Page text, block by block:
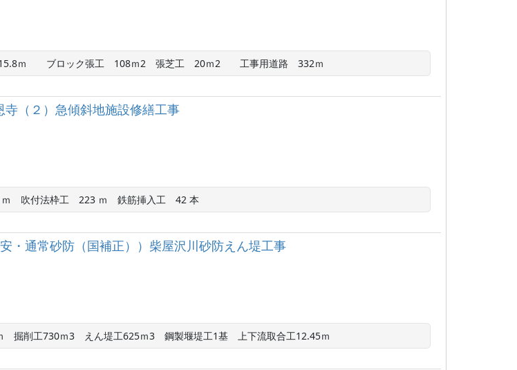
ｍ　　ブロック張工　108ｍ2　張芝工　20ｍ2　　工事用道路　332ｍ
（２）急傾斜地施設修繕工事
　吹付法枠工　223 ｍ　鉄筋挿入工　42 本
・通常砂防（国補正））柴屋沢川砂防えん堤工事
　掘削工730ｍ3　えん堤工625ｍ3　鋼製堰堤工1基　上下流取合工12.45ｍ